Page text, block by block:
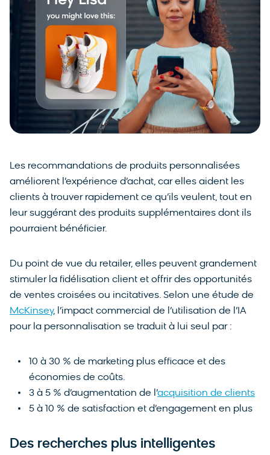
Les recommandations de produits personnalisées
améliorent l’expérience d’achat, car elles aident les
clients à trouver rapidement ce qu’ils veulent, tout en
leur suggérant des produits supplémentaires dont ils
pourraient bénéficier.
Du point de vue du retailer, elles peuvent grandement
stimuler la fidélisation client et offrir des opportunités
de ventes croisées ou incitatives. Selon une étude de
McKinsey, l’impact commercial de l’utilisation de l’IA
pour la personnalisation se traduit à lui seul par :
10 à 30 % de marketing plus efficace et des
économies de coûts.
3 à 5 % d’augmentation de l’acquisition de clients
5 à 10 % de satisfaction et d’engagement en plus
Des recherches plus intelligentes